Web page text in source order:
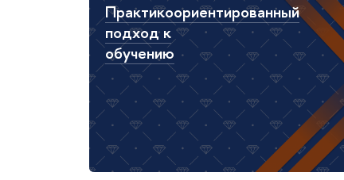
Практикоориентированный
подход к
обучению